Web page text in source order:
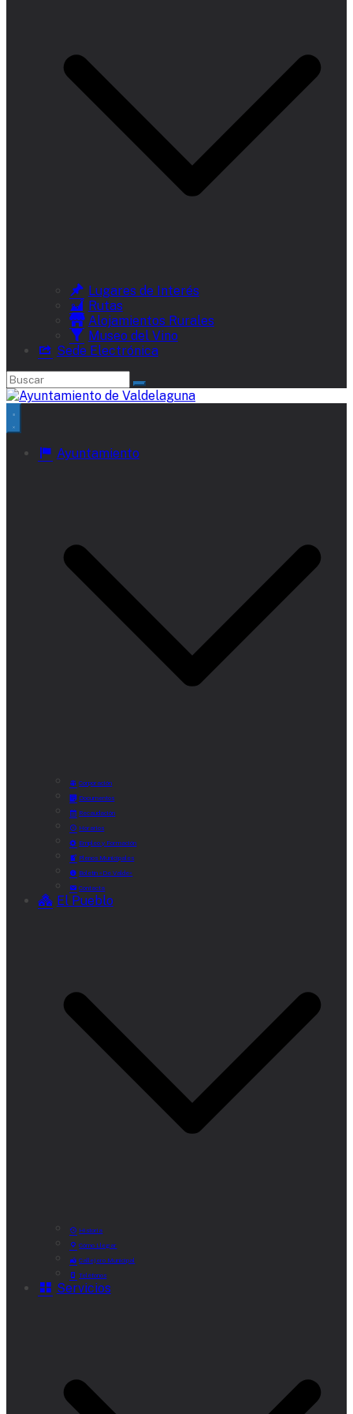
Lugares de Interés
Rutas
Alojamientos Rurales
Museo del Vino
Sede Electrónica
Ayuntamiento
Corporación
Documentos
Recaudación
Horarios
Empleo y Formación
Plenos Municipales
Boletín «De Valde»
Contacta
El Pueblo
Historia
Cómo Llegar
Callejero Municipal
Teléfonos
Servicios